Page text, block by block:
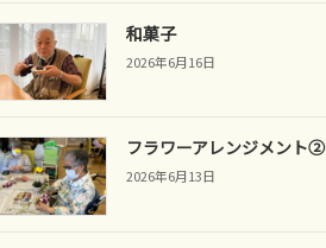
和菓子
2026年6月16日
フラワーアレンジメント②
2026年6月13日